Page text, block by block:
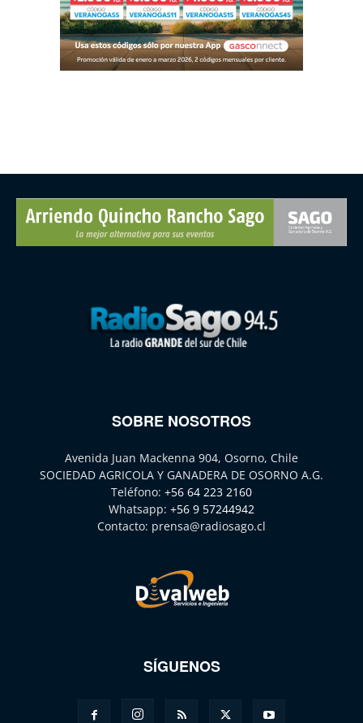
SOBRE NOSOTROS
Avenida Juan Mackenna 904, Osorno, Chile
SOCIEDAD AGRICOLA Y GANADERA DE OSORNO A.G.
Teléfono: +56 64 223 2160
Whatsapp: +56 9 57244942
Contacto: prensa@radiosago.cl
SÍGUENOS